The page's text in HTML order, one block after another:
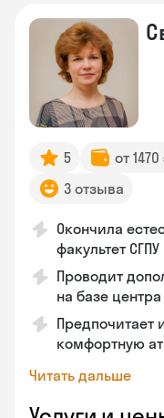
5 от
3 отзыва
Окончила
факультет СГПУ
Проводит
на базе
Предпочитает
комфортную
Читать дальше